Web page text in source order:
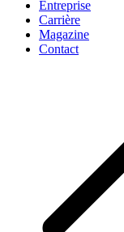
Entreprise
Carrière
Magazine
Contact